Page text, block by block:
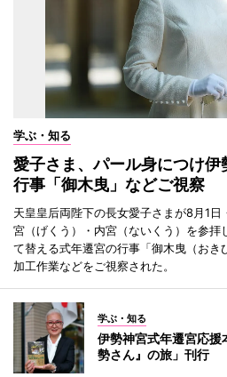
学ぶ・知る
愛子さま、パール身につけ
行事「御木曳」などご視察
天皇皇后両陛下の長女愛子さまが8月1
宮（げくう）・内宮（ないくう）を参拝
て替える式年遷宮の行事「御木曳（おき
加工作業などをご視察された。
学ぶ・知る
伊勢神宮式年遷宮応
勢さん』の旅」刊行